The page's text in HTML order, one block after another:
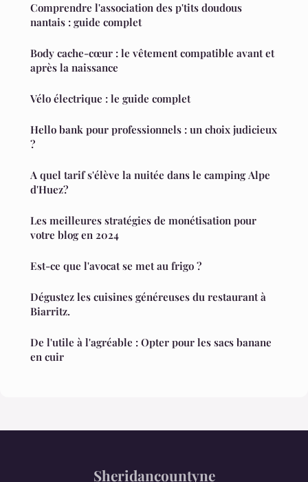
Comprendre l'association des p'tits doudous
nantais : guide complet
Body cache-cœur : le vêtement compatible avant et
après la naissance
Vélo électrique : le guide complet
Hello bank pour professionnels : un choix judicieux
?
A quel tarif s'élève la nuitée dans le camping Alpe
d'Huez?
Les meilleures stratégies de monétisation pour
votre blog en 2024
Est-ce que l'avocat se met au frigo ?
Dégustez les cuisines généreuses du restaurant à
Biarritz.
De l'utile à l'agréable : Opter pour les sacs banane
en cuir
Sheridancountyne